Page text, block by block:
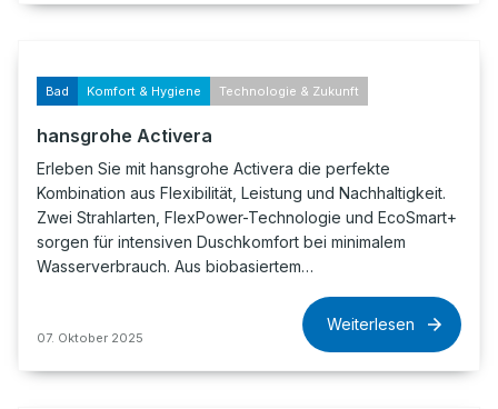
Bad Komfort & Hygiene Technologie & Zukunft
hansgrohe Activera
Erleben Sie mit hansgrohe Activera die perfekte
Kombination aus Flexibilität, Leistung und Nachhaltigkeit.
Zwei Strahlarten, FlexPower-Technologie und EcoSmart+
sorgen für intensiven Duschkomfort bei minimalem
Wasserverbrauch. Aus biobasiertem…
07. Oktober 2025
Weiterlesen